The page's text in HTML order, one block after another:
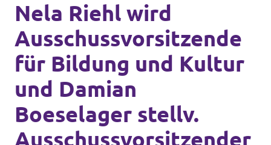
Startseite
Das sind wir
Volt in Deutschland
Website
Programm
Über Volt
Menschen
Nela Riehl wird
Ausschussvorsitzende
für Bildung und Kultur
und Damian
Boeselager stellv.
Ausschussvorsitzender